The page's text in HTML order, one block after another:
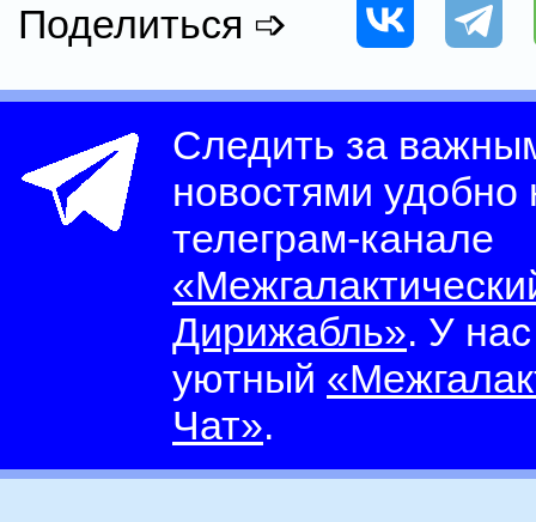
Поделиться ➩
Следить за
новостями
телеграм-канале
Дирижабль». У
уютный
Чат».